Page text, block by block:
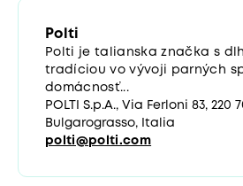
Polti
Polti je talianska značka s
tradíciou vo vývoji parných
domácnosť...
POLTI S.p.A., Via Ferloni 83, 220
Bulgarograsso, Italia
polti@polti.com